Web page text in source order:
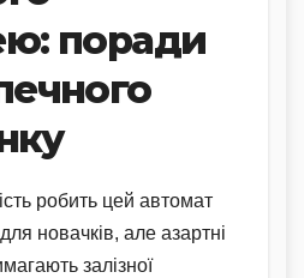
поради
робить цей автомат
новачків, але азартні
залізної